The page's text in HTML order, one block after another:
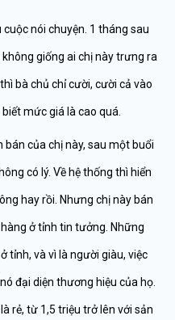
nói chuyện. 1 tháng sau
giống ai chị này trưng ra
bà chủ chỉ cười, cười cả vào
mức giá là cao quá.
của chị này, sau một buổi
có lý. Về hệ thống thì hiển
hay rồi. Nhưng chị này bán
ở tỉnh tin tưởng. Những
tỉnh, và vì là người giàu, việc
đại diện thương hiệu của họ.
rẻ, từ 1,5 triệu trở lên với sản